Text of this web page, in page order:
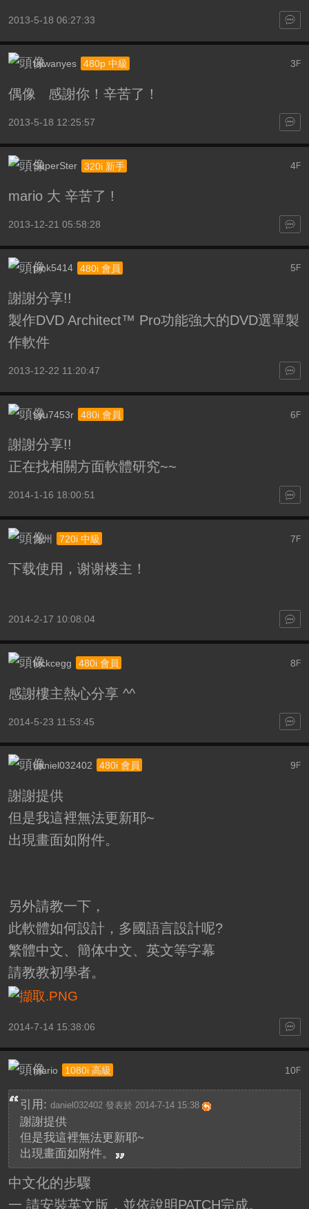
2013-5-18 06:27:33
3 F
taiwanyes 480p 中級
偶像 感謝你！辛苦了！
2013-5-18 12:25:57
4F
SuperSter 320i 新手
mario 大 辛苦了 !
2013-12-21 05:58:28
5 F
pink5414 480i 會員
謝謝分享!!
製作DVD Architect™ Pro功能強大的DVD選單製
作軟件
2013-12-22 11:20:47
6F
syu7453r 480i 會員
謝謝分享!!
正在找相關方面軟體研究~~
2014-1-16 18:00:51
7F
九州 720i 中級
下载使用，谢谢楼主！
2014-2-17 10:08:04
8 F
luckcegg 480i 會員
感謝樓主熱心分享 ^^
2014-5-23 11:53:45
9 F
daniel032402 480i 會員
謝謝提供
但是我這裡無法更新耶~
出現畫面如附件。
另外請教一下，
此軟體如何設計，多國語言設計呢?
繁體中文、簡体中文、英文等字幕
請教教初學者。
2014-7-14 15:38:06
10F
mario 1080i 高級
引用: daniel032402 發表於 2014-7-14 15:38
謝謝提供
但是我這裡無法更新耶~
出現畫面如附件。
中文化的步驟
一 請安裝英文版，並依說明PATCH完成。